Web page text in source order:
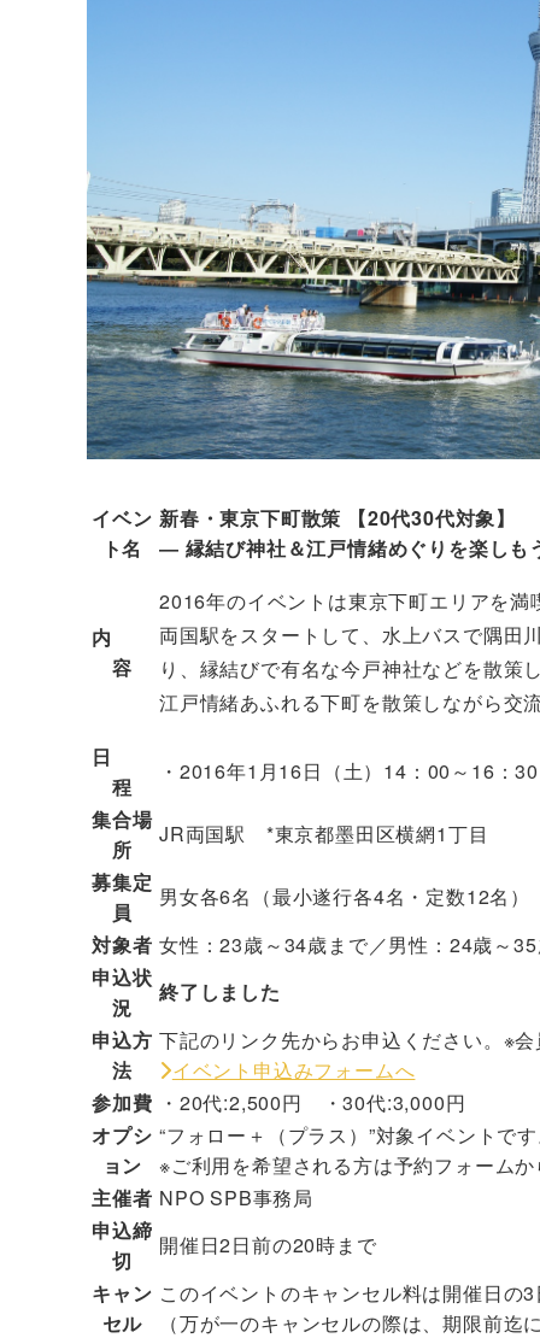
イベン
ト名
新春・東京下町散策 【20代30代対象】
― 縁結び神社＆江戸情緒めぐりを楽し
内
容
2016年のイベントは東京下町エリアを
両国駅をスタートして、水上バスで隅田
り、縁結びで有名な今戸神社などを散策
江戸情緒あふれる下町を散策しながら交
日
程
・2016年1月16日（土）14：00～16：
集合場
所
JR両国駅 *東京都墨田区横網1丁目
募集定
員
男女各6名（最小遂行各4名・定数12名）
対象者 女性：23歳～34歳まで／男性：24歳～
申込状
況
終了しました
申込方
法
下記のリンク先からお申込ください。※
イベント申込みフォームへ
参加費 ・20代:2,500円 ・30代:3,000円
オプシ
ョン
“フォロー＋（プラス）”対象イベントで
※ご利用を希望される方は予約フォーム
主催者 NPO SPB事務局
申込締
切
開催日2日前の20時まで
キャン
セル
このイベントのキャンセル料は開催日の
（万が一のキャンセルの際は、期限前